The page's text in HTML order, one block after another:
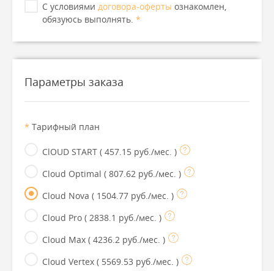
С условиями договора-оферты ознакомлен,
обязуюсь выполнять. *
Параметры заказа
* Тарифный план
ClOUD START ( 457.15 руб./мес. )
Cloud Optimal ( 807.62 руб./мес. )
Cloud Nova ( 1504.77 руб./мес. )
Cloud Pro ( 2838.1 руб./мес. )
Cloud Max ( 4236.2 руб./мес. )
Cloud Vertex ( 5569.53 руб./мес. )